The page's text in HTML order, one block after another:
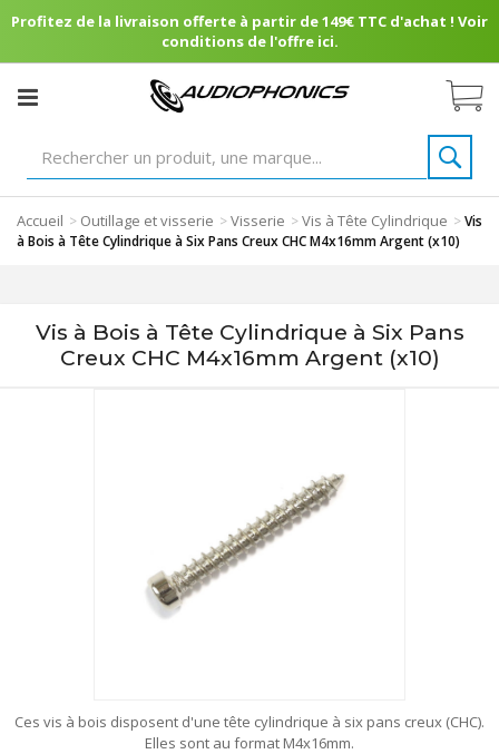
Profitez de la livraison offerte à partir de 149€ TTC d'achat ! Voir
conditions de l'offre ici.
Accueil > Outillage et visserie >Visserie >Vis à Tête Cylindrique >Vis
à Bois à Tête Cylindrique à Six Pans Creux CHC M4x16mm Argent (x10)
Vis à Bois à Tête Cylindrique à Six Pans
Creux CHC M4x16mm Argent (x10)
Ces vis à bois disposent d'une tête cylindrique à six pans creux (CHC).
Elles sont au format M4x16mm.